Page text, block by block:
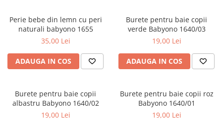
Perie bebe din lemn cu peri
naturali babyono 1655
35,00 Lei
ADAUGA IN COS
Burete pentru baie copii
verde Babyono 1640/03
19,00 Lei
ADAUGA IN COS
Burete pentru baie copii
albastru Babyono 1640/02
19,00 Lei
Burete pentru baie copii roz
Babyono 1640/01
19,00 Lei